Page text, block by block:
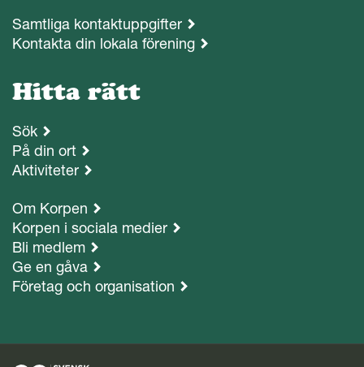
Samtliga kontaktuppgifter
Kontakta din lokala förening
Hitta rätt
Sök
På din ort
Aktiviteter
Om Korpen
Korpen i sociala medier
Bli medlem
Ge en gåva
Företag och organisation